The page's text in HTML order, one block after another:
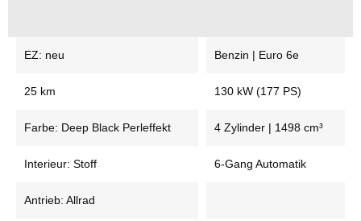
EZ: neu Benzin | Euro 6e
25 km 130 kW (177 PS)
Farbe: Deep Black Perleffekt 4 Zylinder | 1498 cm³
Interieur: Stoff 6-Gang Automatik
Antrieb: Allrad